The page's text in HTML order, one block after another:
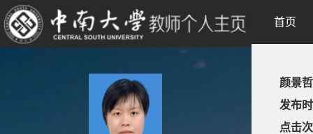
首页
颜景哲
发布
点击